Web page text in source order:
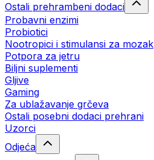
Ostali prehrambeni dodaci
Probavni enzimi
Probiotici
Nootropici i stimulansi za mozak
Potpora za jetru
Biljni suplementi
Gljive
Gaming
Za ublažavanje grčeva
Ostali posebni dodaci prehrani
Uzorci
Odjeća